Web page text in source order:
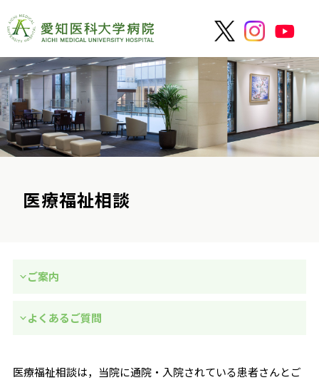
医療福祉相談
ご案内
よくあるご質問
医療福祉相談は，当院に通院・入院されている患者さんとご